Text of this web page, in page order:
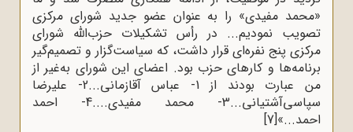
«محمد مفیدی» را به عنوان عضو جدید شورای مرکزی
تصویب نمودیم... در رأس تشکیلات حزب‌الله شورای
مرکزی پنج نفره‌ای قرار داشت، که سیاست‌گزار و تصمیم‌گیر
برنامه‌ها و کارهای حزب بود. اعضای این شورای به‌غیر از
من عبارت بودند از 1- عباس آقازمانی...2- علیرضا
سپاسی‌آشتیانی...3- محمد مفیدی....4- احمد
احمد...»[7]